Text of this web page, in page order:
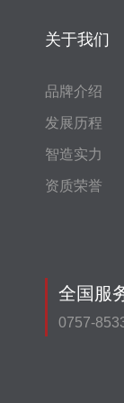
关于我们
品牌介绍
发展历程
智造实力
资质荣誉
全国服
0757-